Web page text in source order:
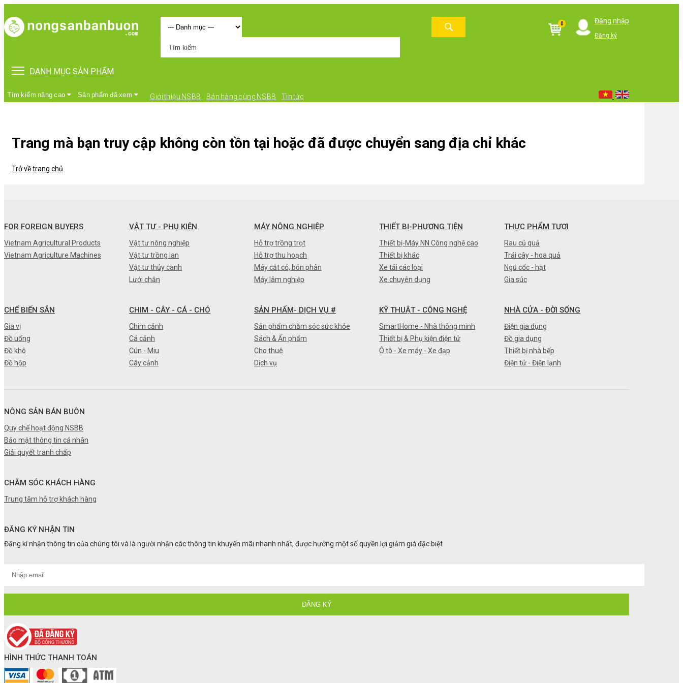
0 Đăng nhập
Đăng ký
DANH MỤC SẢN PHẨM
Tìm kiếm nâng cao Sản phẩm đã xem Giới thiệu NSBB Bán hàng cùng NSBB Tin tức
•
• Máy nông nghiệp
• Thiết bị-Phương tiện
•
• Sản phẩm- Dịch vụ #
• Kỹ thuật - Công nghệ
Trang mà bạn truy cập không còn tồn tại hoặc đã được chuyển sang địa chỉ khác
Trở về trang chủ
FOR FOREIGN BUYERS
Vietnam Agricultural Products
Vietnam Agriculture Machines
VẬT TƯ - PHỤ KIỆN
Vật tư nông nghiệp
Vật tư trồng lan
Vật tư thủy canh
Lưới chắn
MÁY NÔNG NGHIỆP
Hỗ trợ trồng trọt
Hỗ trợ thu hoạch
Máy cắt cỏ, bón phân
Máy lâm nghiệp
THIẾT BỊ-PHƯƠNG TIỆN
Thiết bị-Máy NN Công nghệ cao
Thiết bị khác
Xe tải các loại
Xe chuyên dụng
THỰC PHẨM TƯƠI
Rau củ quả
Trái cây - hoa quả
Ngũ cốc - hạt
Gia súc
CHẾ BIẾN SẴN
Gia vị
Đồ uống
Đồ khô
Đồ hộp
CHIM - CÂY - CÁ - CHÓ
Chim cảnh
Cá cảnh
Cún - Miu
Cây cảnh
SẢN PHẨM- DỊCH VỤ #
Sản phẩm chăm sóc sức khỏe
Sách & Ấn phẩm
Cho thuê
Dịch vụ
KỸ THUẬT - CÔNG NGHỆ
SmartHome - Nhà thông minh
Thiết bị & Phụ kiện điện tử
Ô tô - Xe máy - Xe đạp
NHÀ CỬA - ĐỜI SỐNG
Điện gia dụng
Đồ gia dụng
Thiết bị nhà bếp
Điện tử - Điện lạnh
NÔNG SẢN BÁN BUÔN
Quy chế hoạt động NSBB
Bảo mật thông tin cá nhân
Giải quyết tranh chấp
CHĂM SÓC KHÁCH HÀNG
Trung tâm hỗ trợ khách hàng
ĐĂNG KÝ NHẬN TIN
Đăng kí nhận thông tin của chúng tôi và là người nhận các thông tin khuyến mãi nhanh nhất, được hưởng một số quyền lợi giảm giá đặc biệt
HÌNH THỨC THANH TOÁN